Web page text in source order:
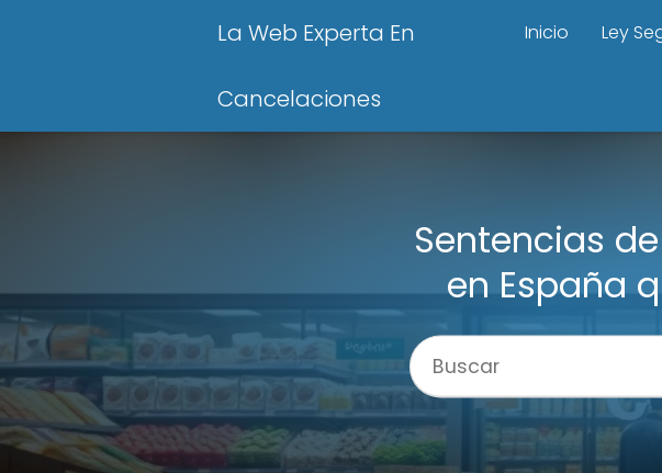
La Web Experta En
Cancelaciones
Inicio Ley
Sentencias
en España